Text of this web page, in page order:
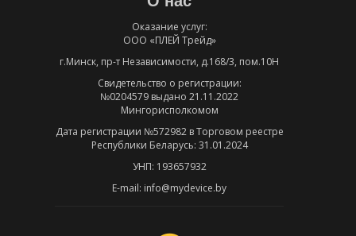
Оказание услуг:
ООО «ПЛЕЙ Трейд»
г.Минск, пр-т Независимости, д.168/3, пом.10Н
Свидетельство о регистрации:
№0204579 выдано 21.11.2022
Мингорисполкомом
Дата регистрации №572982 в Торговом реестре
Республики Беларусь: 31.01.2024
УНП: 193657932
E-mail: info@mydevice.by